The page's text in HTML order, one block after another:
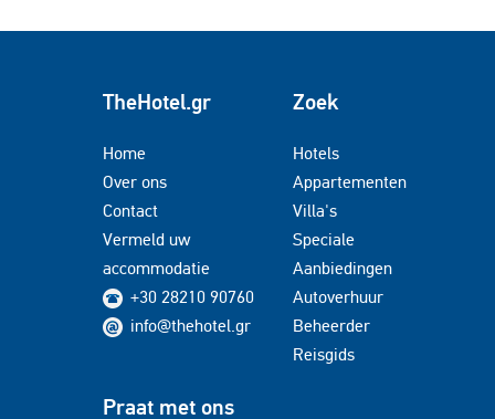
TheHotel.gr
Home
Over ons
Contact
Vermeld uw
accommodatie
+30 28210 90760
info@thehotel.gr
Zoek
Hotels
Appartementen
Villa's
Speciale
Aanbiedingen
Autoverhuur
Beheerder
Reisgids
Praat met ons